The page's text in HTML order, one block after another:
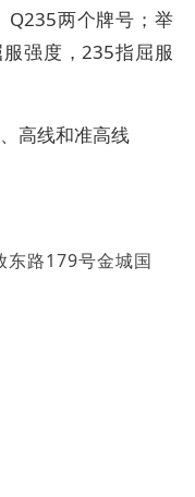
Q235两个牌号；举
强度，235指屈服
高线和准高线
东路179号金城国